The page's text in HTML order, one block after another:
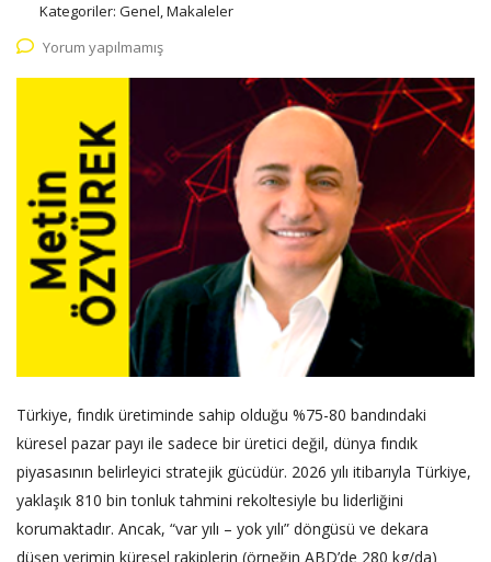
Kategoriler: Genel, Makaleler
Yorum yapılmamış
Türkiye, fındık üretiminde sahip olduğu %75-80 bandındaki
küresel pazar payı ile sadece bir üretici değil, dünya fındık
piyasasının belirleyici stratejik gücüdür. 2026 yılı itibarıyla Türkiye,
yaklaşık 810 bin tonluk tahmini rekoltesiyle bu liderliğini
korumaktadır. Ancak, “var yılı – yok yılı” döngüsü ve dekara
düşen verimin küresel rakiplerin (örneğin ABD’de 280 kg/da)